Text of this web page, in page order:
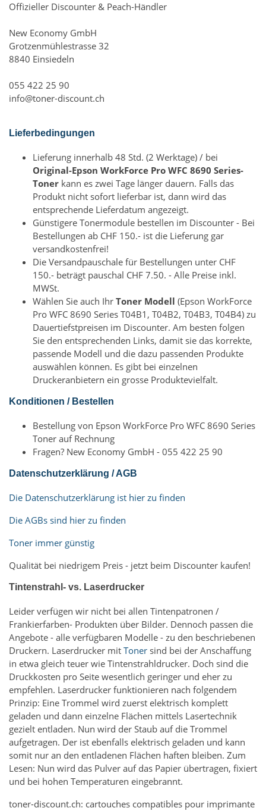
Offizieller Discounter & Peach-Händler
New Economy GmbH
Grotzenmühlestrasse 32
8840 Einsiedeln
055 422 25 90
info@toner-discount.ch
Lieferbedingungen
Lieferung innerhalb 48 Std. (2 Werktage) / bei
Original-Epson WorkForce Pro WFC 8690 Series-
Toner kann es zwei Tage länger dauern. Falls das
Produkt nicht sofort lieferbar ist, dann wird das
entsprechende Lieferdatum angezeigt.
Günstigere Tonermodule bestellen im Discounter - Bei
Bestellungen ab CHF 150.- ist die Lieferung gar
versandkostenfrei!
Die Versandpauschale für Bestellungen unter CHF
150.- beträgt pauschal CHF 7.50. - Alle Preise inkl.
MWSt.
Wählen Sie auch Ihr Toner Modell (Epson WorkForce
Pro WFC 8690 Series T04B1, T04B2, T04B3, T04B4) zu
Dauertiefstpreisen im Discounter. Am besten folgen
Sie den entsprechenden Links, damit sie das korrekte,
passende Modell und die dazu passenden Produkte
auswählen können. Es gibt bei einzelnen
Druckeranbietern ein grosse Produktevielfalt.
Konditionen / Bestellen
Bestellung von Epson WorkForce Pro WFC 8690 Series
Toner auf Rechnung
Fragen? New Economy GmbH - 055 422 25 90
Datenschutzerklärung / AGB
Die Datenschutzerklärung ist hier zu finden
Die AGBs sind hier zu finden
Toner immer günstig
Qualität bei niedrigem Preis - jetzt beim Discounter kaufen!
Tintenstrahl- vs. Laserdrucker
Leider verfügen wir nicht bei allen Tintenpatronen /
Frankierfarben- Produkten über Bilder. Dennoch passen die
Angebote - alle verfügbaren Modelle - zu den beschriebenen
Druckern. Laserdrucker mit Toner sind bei der Anschaffung
in etwa gleich teuer wie Tintenstrahldrucker. Doch sind die
Druckkosten pro Seite wesentlich geringer und eher zu
empfehlen. Laserdrucker funktionieren nach folgendem
Prinzip: Eine Trommel wird zuerst elektrisch komplett
geladen und dann einzelne Flächen mittels Lasertechnik
gezielt entladen. Nun wird der Staub auf die Trommel
aufgetragen. Der ist ebenfalls elektrisch geladen und kann
somit nur an den entladenen Flächen haften bleiben. Zum
Lesen: Nun wird das Pulver auf das Papier übertragen, fixiert
und bei hohen Temperaturen eingebrannt.
toner-discount.ch: cartouches compatibles pour imprimante